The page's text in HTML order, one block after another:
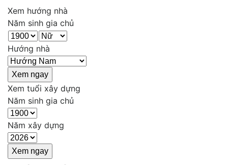
Xem hướng nhà
Năm sinh gia chủ
Hướng nhà
Xem tuổi xây dựng
Năm sinh gia chủ
Năm xây dựng